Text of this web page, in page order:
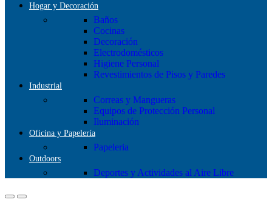
Hogar y Decoración
Baños
Cocinas
Decoración
Electrodomésticos
Higiene Personal
Revestimientos de Pisos y Paredes
Industrial
Correas y Mangueras
Equipos de Protección Personal
Iluminación
Oficina y Papelería
Papeleria
Outdoors
Deportes y Actividades al Aire Libre